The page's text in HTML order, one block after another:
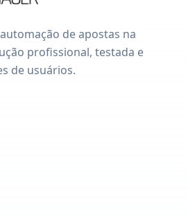
de apostas na
profissional, testada e
de usuários.